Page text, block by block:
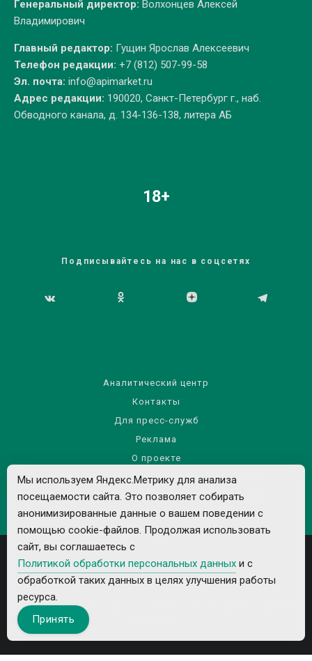
Генеральный директор: Волхонцев Алексей
Владимирович
Главный редактор: Гущин Ярослав Алексеевич
Телефон редакции: +7 (812) 507-99-58
Эл. почта: info@apimarket.ru
Адрес редакции: 190020, Санкт-Петербург г., наб.
Обводного канала, д. 134-136-138, литера АБ
18+
Подписывайтесь на нас в соцсетях
Аналитический центр
Контакты
Для пресс-служб
Реклама
О проекте
Правила использования материалов сайта
Политика обработки персональных данных
Все рекламируемые товары и услуги имеют необходимые лицензии и
Мы используем Яндекс.Метрику для анализа
посещаемости сайта. Это позволяет собирать
анонимизированные данные о вашем поведении с
помощью cookie-файлов. Продолжая использовать
сайт, вы соглашаетесь с
Политикой обработки персональных данных и с
обработкой таких данных в целях улучшения работы
ресурса.
Принять